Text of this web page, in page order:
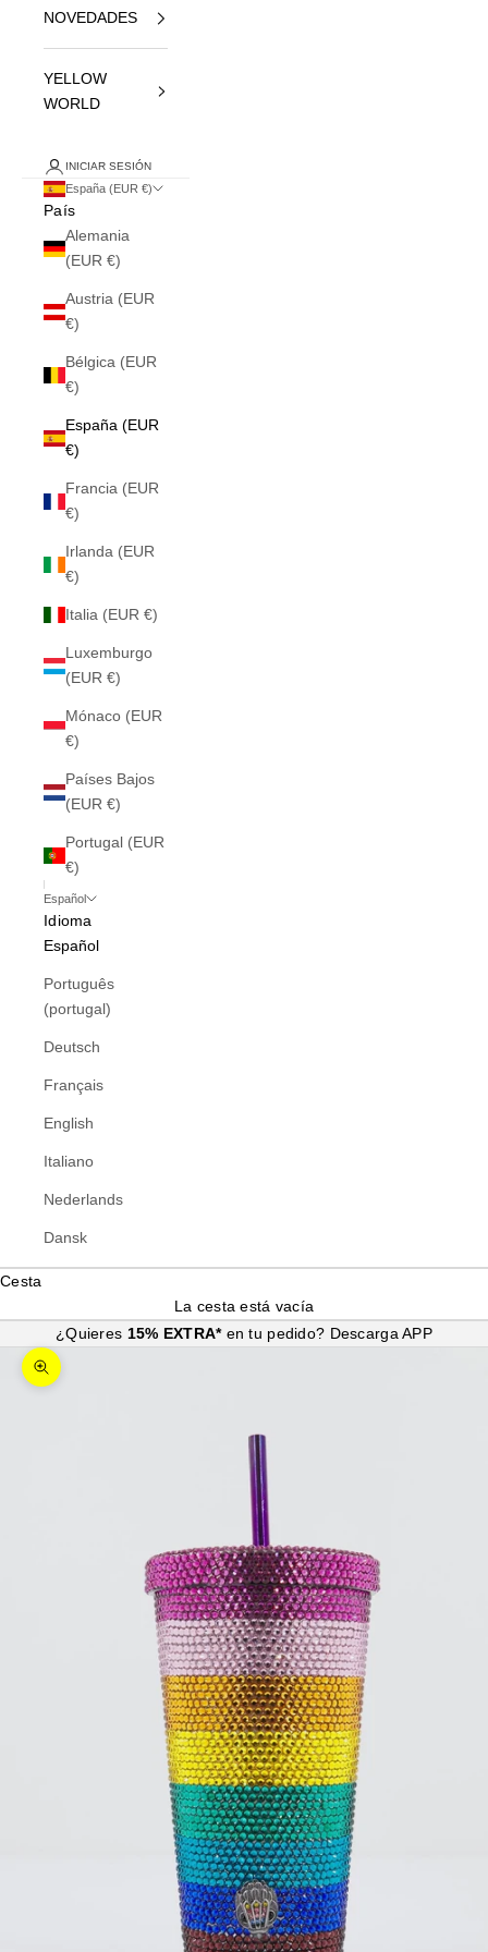
NOVEDADES
YELLOW
WORLD
INICIAR SESIÓN
España (EUR €)
País
Alemania
(EUR €)
Austria (EUR
€)
Bélgica (EUR
€)
España (EUR
€)
Francia (EUR
€)
Irlanda (EUR
€)
Italia (EUR €)
Luxemburgo
(EUR €)
Mónaco (EUR
€)
Países Bajos
(EUR €)
Portugal (EUR
€)
Español
Idioma
Español
Português
(portugal)
Deutsch
Français
English
Italiano
Nederlands
Dansk
Cesta
La cesta está vacía
¿Quieres 15% EXTRA* en tu pedido? Descarga APP
Zoom